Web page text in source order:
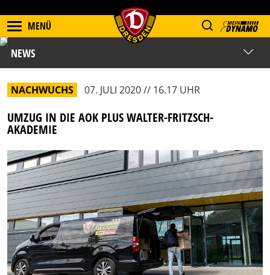
MENÜ
NEWS
NACHWUCHS 07. JULI 2020 // 16.17 UHR
UMZUG IN DIE AOK PLUS WALTER-FRITZSCH-
AKADEMIE